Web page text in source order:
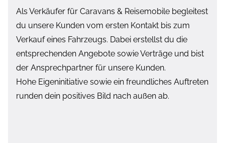
Als Verkäufer für Caravans & Reisemobile begleitest
du unsere Kunden vom ersten Kontakt bis zum
Verkauf eines Fahrzeugs. Dabei erstellst du die
entsprechenden Angebote sowie Verträge und bist
der Ansprechpartner für unsere Kunden.
Hohe Eigeninitiative sowie ein freundliches Auftreten
runden dein positives Bild nach außen ab.